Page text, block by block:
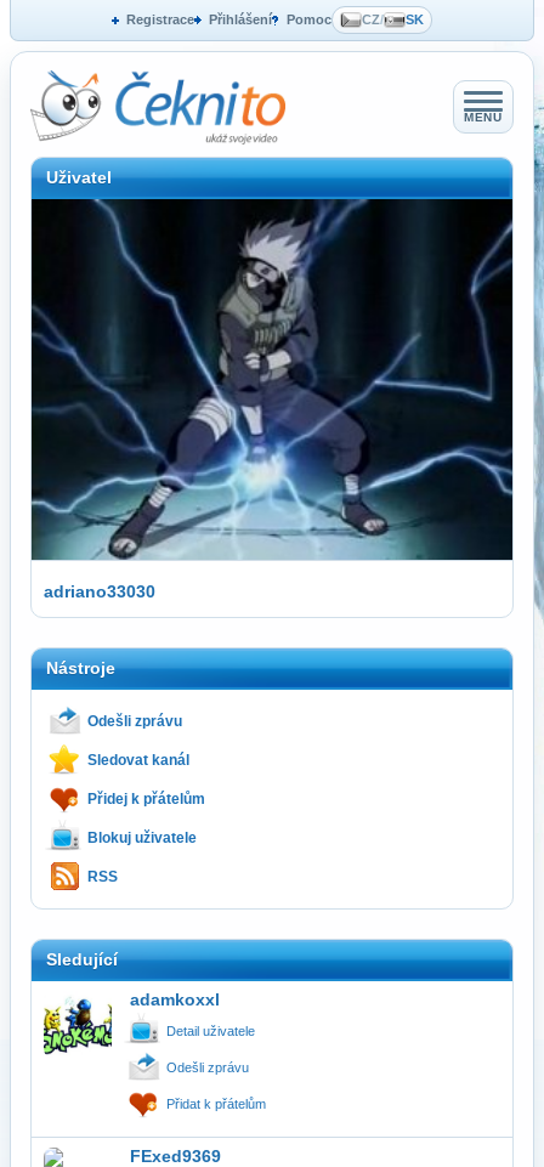
Registrace Přihlášení Pomoc CZ/ SK
MENU
Uživatel
adriano33030
Nástroje
Odešli zprávu
Sledovat kanál
Přidej k přátelům
Blokuj uživatele
RSS
Sledující
adamkoxxl
Detail uživatele
Odešli zprávu
Přidat k přátelům
FExed9369